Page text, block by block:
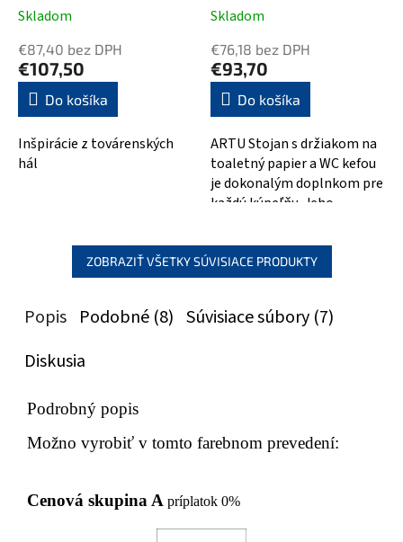
mat
Skladom
€87,40 bez DPH
€107,50
Do košíka
Inšpirácie z továrenských
hál
Skladom
€76,18 bez DPH
€93,70
Do košíka
ARTU Stojan s držiakom na
toaletný papier a WC kefou
je dokonalým doplnkom pre
každú kúpeľňu. Jeho
dodáva...
ZOBRAZIŤ VŠETKY SÚVISIACE PRODUKTY
Popis Podobné (8) Súvisiace súbory (7)
Diskusia
Podrobný popis
Možno vyrobiť v tomto farebnom prevedení:
Cenová skupina A príplatok 0%